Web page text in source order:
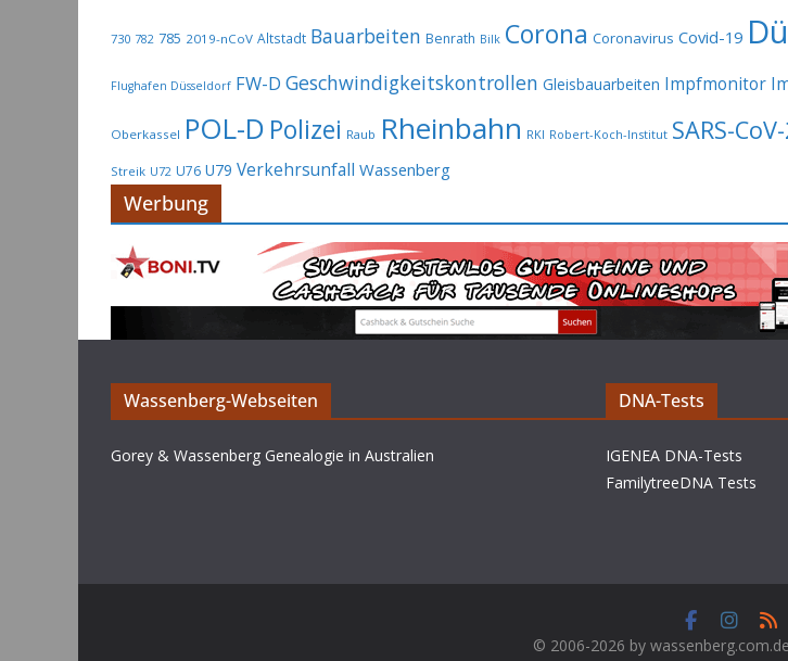
730 782 785 2019-nCoV Altstadt Bauarbeiten Benrath Bilk Corona Coronavirus Covid-19
Flughafen Düsseldorf FW-D Geschwindigkeitskontrollen Gleisbauarbeiten Impfmonitor
Oberkassel POL-D Polizei Raub Rheinbahn RKI Robert-Koch-Institut SARS-
Streik U72 U76 U79 Verkehrsunfall Wassenberg
Werbung
Wassenberg-Webseiten
Gorey & Wassenberg Genealogie in Australien
DNA-Tests
IGENEA DNA-Tests
FamilytreeDNA Tests
© 2006-2026 by